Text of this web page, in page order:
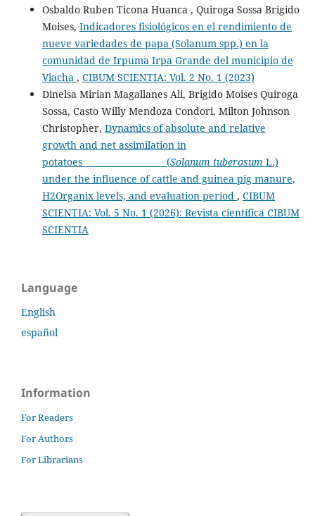
Osbaldo Ruben Ticona Huanca , Quiroga Sossa Brigido
Moises, Indicadores fisiológicos en el rendimiento de
nueve variedades de papa (Solanum spp.) en la
comunidad de Irpuma Irpa Grande del municipio de
Viacha , CIBUM SCIENTIA: Vol. 2 No. 1 (2023)
Dinelsa Mirian Magallanes Ali, Brigido Moises Quiroga
Sossa, Casto Willy Mendoza Condori, Milton Johnson
Christopher, Dynamics of absolute and relative
growth and net assimilation in
potatoes (Solanum tuberosum L.)
under the influence of cattle and guinea pig manure,
H2Organix levels, and evaluation period , CIBUM
SCIENTIA: Vol. 5 No. 1 (2026): Revista científica CIBUM
SCIENTIA
Language
English
español
Information
For Readers
For Authors
For Librarians